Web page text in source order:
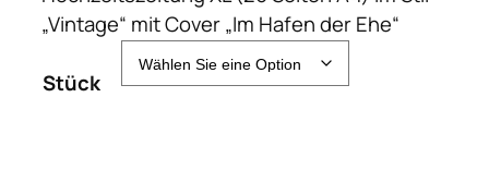
„Vintage“ mit Cover „Im Hafen der Ehe“
Stück